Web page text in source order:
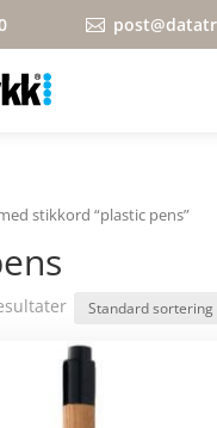

stikkord “plastic pens”